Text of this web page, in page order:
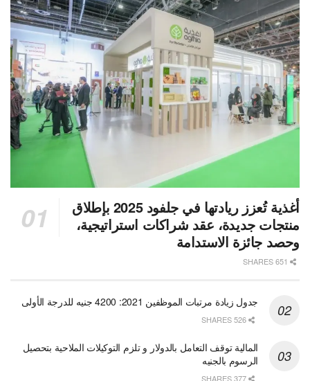
أغذية تُعزز ريادتها في جلفود 2025 بإطلاق
منتجات جديدة، عقد شراكات استراتيجية،
وحصد جائزة الاستدامة
جدول زيادة مرتبات الموظفين 2021: 4200 جنيه للدرجة الأولى
المالية توقف التعامل بالدولار و تلزم التوكيلات الملاحية بتحصيل
الرسوم بالجنيه